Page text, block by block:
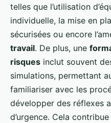
telles que l’utilisation
individuelle, la mise en
sécurisées ou encore
travail. De plus, une
risques inclut souvent
simulations, permettant
familiariser avec les
développer des réflexes
d’urgence. Cela